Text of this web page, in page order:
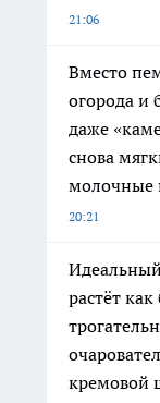
21:06
Вместо
огорода и
даже
снова
молочные
20:21
растёт
кремовой